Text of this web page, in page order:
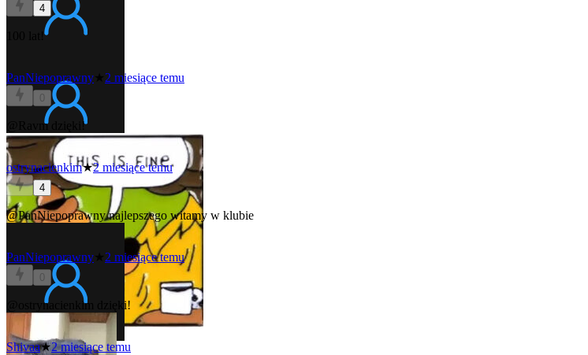
4
PanNiepoprawny 2 miesiące temu
0
@Ravmdzięki!
ostrynacienkim★2 miesiące temu
4
@PanNiepoprawnynajlepszego witamy w klubie
PanNiepoprawny 2 miesiące temu
0
@ostrynacienkim dzięki!
Shivaa★2 miesiące temu